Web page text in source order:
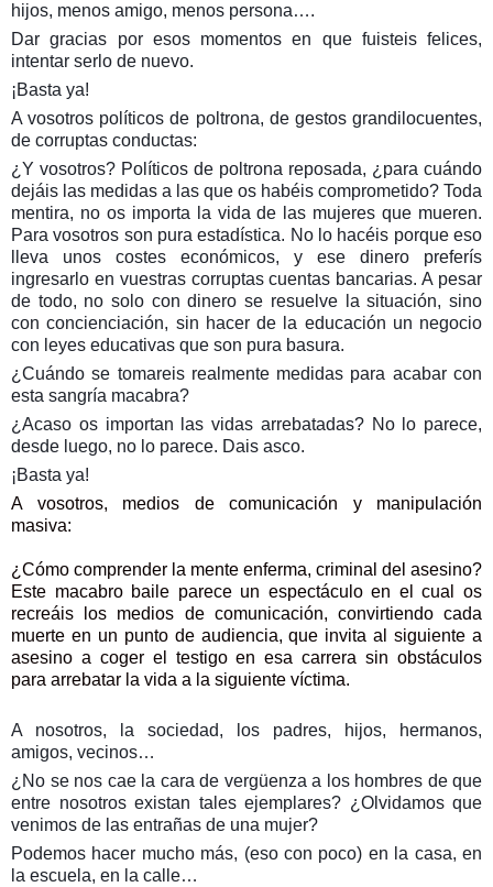
hijos, menos amigo, menos persona….
Dar gracias por esos momentos en que fuisteis felices,
intentar serlo de nuevo.
¡Basta ya!
A vosotros políticos de poltrona, de gestos grandilocuentes,
de corruptas conductas:
¿Y vosotros? Políticos de poltrona reposada, ¿para cuándo
dejáis las medidas a las que os habéis comprometido? Toda
mentira, no os importa la vida de las mujeres que mueren.
Para vosotros son pura estadística. No lo hacéis porque eso
lleva unos costes económicos, y ese dinero preferís
ingresarlo en vuestras corruptas cuentas bancarias. A pesar
de todo, no solo con dinero se resuelve la situación, sino
con concienciación, sin hacer de la educación un negocio
con leyes educativas que son pura basura.
¿Cuándo se tomareis realmente medidas para acabar con
esta sangría macabra?
¿Acaso os importan las vidas arrebatadas? No lo parece,
desde luego, no lo parece. Dais asco.
¡Basta ya!
A vosotros, medios de comunicación y manipulación
masiva:
¿Cómo comprender la mente enferma, criminal del asesino?
Este macabro baile parece un espectáculo en el cual os
recreáis los medios de comunicación, convirtiendo cada
muerte en un punto de audiencia, que invita al siguiente a
asesino a coger el testigo en esa carrera sin obstáculos
para arrebatar la vida a la siguiente víctima.
A nosotros, la sociedad, los padres, hijos, hermanos,
amigos, vecinos…
¿No se nos cae la cara de vergüenza a los hombres de que
entre nosotros existan tales ejemplares? ¿Olvidamos que
venimos de las entrañas de una mujer?
Podemos hacer mucho más, (eso con poco) en la casa, en
la escuela, en la calle…